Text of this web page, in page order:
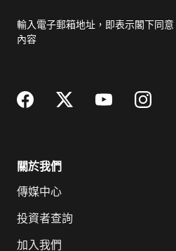
郵
輸入電子郵箱地址，即表示閣下同意
內容
關於我們
傳媒中心
投資者查詢
加入我們